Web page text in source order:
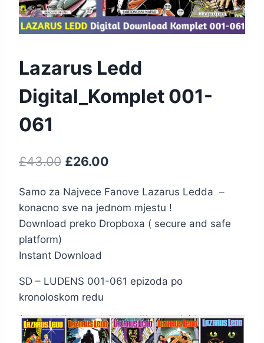
Lazarus Ledd
Digital_Komplet 001-
061
£43.00 £26.00
Samo za Najvece Fanove Lazarus Ledda –
konacno sve na jednom mjestu !
Download preko Dropboxa ( secure and safe
platform)
Instant Download
SD – LUDENS 001-061 epizoda po
kronoloskom redu